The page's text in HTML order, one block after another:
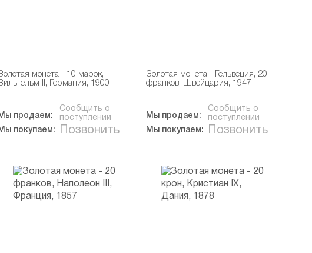
монета - 10 марок,
II, Германия, 1900
продаем:
Сообщить о
поступлении
покупаем:
Позвонить
Золотая монета - Гельвеция, 20
франков, Швейцария, 1947
Мы продаем:
Сообщить о
поступлении
Мы покупаем:
Позвонить